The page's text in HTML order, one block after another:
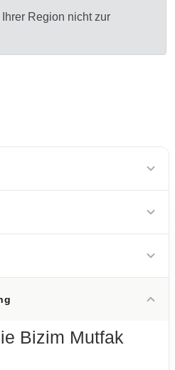
Region nicht zur
110 kcal
auf der jeweiligen
Bizim Mutfak